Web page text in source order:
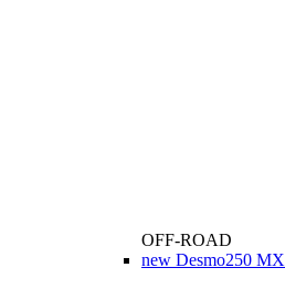
OFF-ROAD
new Desmo250 MX